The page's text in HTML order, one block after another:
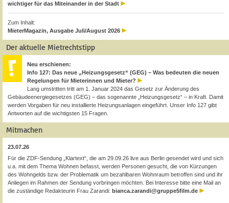
wichtiger für das Miteinander in der Stadt
Zum Inhalt:
MieterMagazin, Ausgabe Juli/August 2026
Der aktuelle Mietrechtstipp
Neu erschienen:
Info 127: Das neue „Heizungsgesetz“ (GEG) – Was bedeuten die neuen
Regelungen für Mieterinnen und Mieter?
Lang umstritten tritt am 1. Januar 2024 das Gesetz zur Änderung des
Gebäudeenergiegesetzes (GEG) – das sogenannte „Heizungsgesetz“ – in Kraft. Damit
werden Vorgaben für neu installierte Heizungsanlagen eingeführt. Unser Info 127 gibt
Antworten auf die wichtigsten 15 Fragen.
Mitmachen
23.07.26
Für die ZDF-Sendung „Klartext“, die am 29.09.26 live aus Berlin gesendet wird und sich
u.a. mit dem Thema Wohnen befasst, werden Personen gesucht, die von Kürzungen
des Wohngelds bzw. der Problematik um bezahlbaren Wohnraum betroffen sind und ihr
Anliegen im Rahmen der Sendung vorbringen möchten. Bei Interesse bitte eine Mail an
die zuständige Redakteurin Frau Zarandi: bianca.zarandi@gruppe5film.de